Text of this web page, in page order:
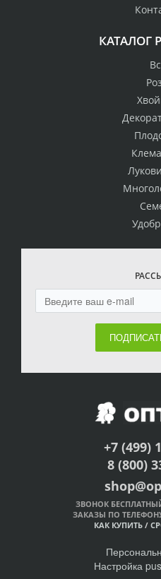
КАТАЛОГ
+7 (499)
8 (800)
ЗВОНОК
ЗАКАЗЫ ПО
КАК КУПИТЬ /
Настройка